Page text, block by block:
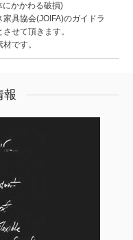
かかわる破損)
具協会(JOIFA)のガイドラ
せて頂きます。
です。
報